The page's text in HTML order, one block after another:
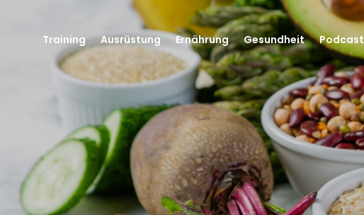
Training Ausrüstung Ernährung Gesundheit Podcast